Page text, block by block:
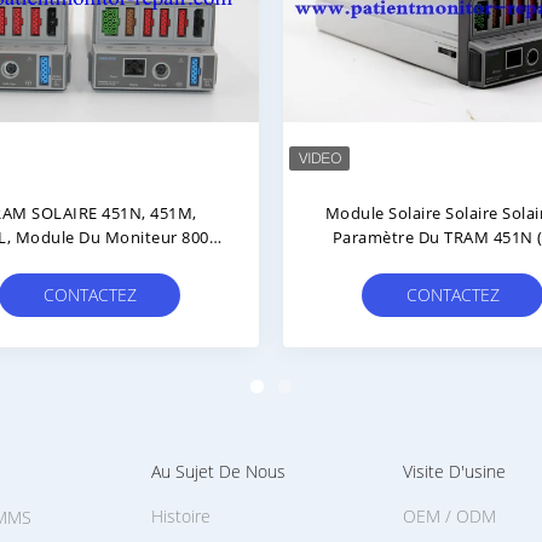
D'alimentation D'énergie
La Référence 865122 De
De Moniteur Patient
CONTACTEZ
L'hôpital Usine Le Module
30-80873, M51A-30-80900,
Mindray BeneView T5 T6 T8
CONTACTEZ
Au Sujet De Nous
Histoire
Visite D'usine
OEM / ODM